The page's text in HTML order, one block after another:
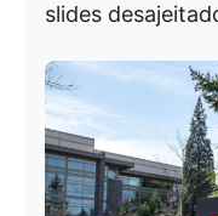
slides